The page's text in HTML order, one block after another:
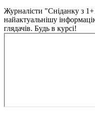
Журналісти "Сніданку з
найактуальнішу
глядачів. Будь в курсі!